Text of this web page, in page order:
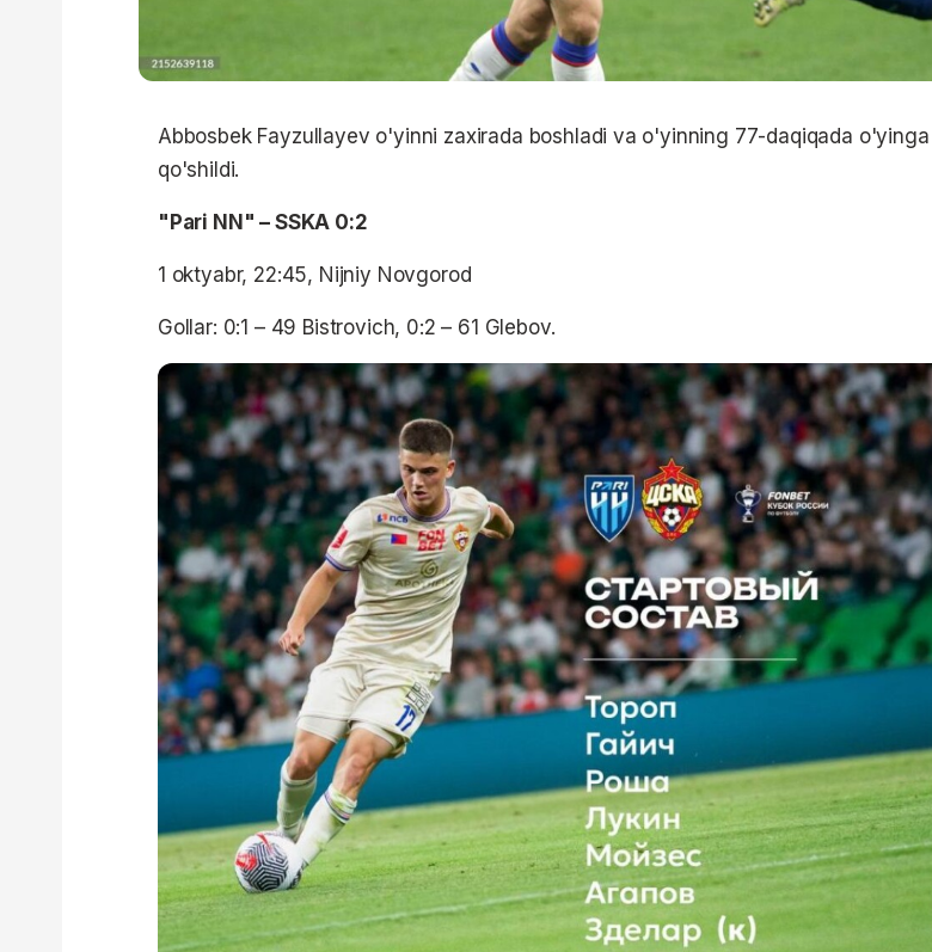
Abbosbek Fayzullayev o'yinni zaxirada boshladi va o'yinning 77-daqiqada o'yinga
qo'shildi.
"Pari NN" – SSKA 0:2
1 oktyabr, 22:45, Nijniy Novgorod
Gollar: 0:1 – 49 Bistrovich, 0:2 – 61 Glebov.